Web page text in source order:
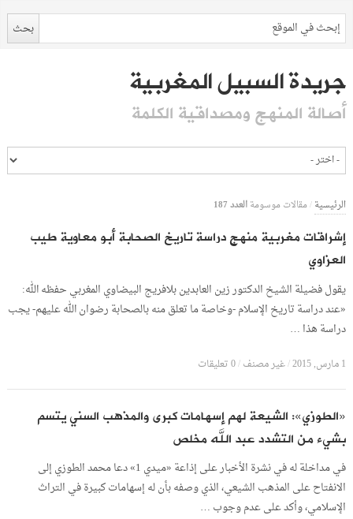
جريدة السبيل المغربية
أصالة المنهج ومصداقية الكلمة
الرئيسية/مقالات موسومةالعدد 187
إشراقات مغربية منهج دراسة تاريخ الصحابة أبو معاوية طيب
العزاوي
يقول فضيلة الشيخ الدكتور زين العابدين بلافريج البيضاوي المغربي حفظه الله:
«عند دراسة تاريخ الإسلام -وخاصة ما تعلق منه بالصحابة رضوان الله عليهم- يجب
دراسة هذا …
1 مارس, 2015 /غير مصنف/0 تعليقات
«الطوزي»: الشيعة لهم إسهامات كبرى والمذهب السني يتسم
بشيء من التشدد عبد الله مخلص
في مداخلة له في نشرة الأخبار على إذاعة «ميدي 1» دعا محمد الطوزي إلى
الانفتاح على المذهب الشيعي، الذي وصفه بأن له إسهامات كبيرة في التراث
الإسلامي، وأكد على عدم وجوب …